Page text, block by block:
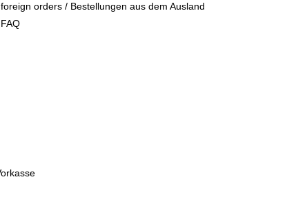
foreign orders / Bestellungen aus dem Ausland
FAQ